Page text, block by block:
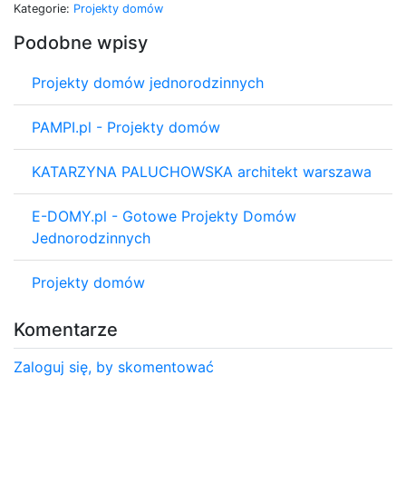
Kategorie: Projekty domów
Podobne wpisy
Projekty domów jednorodzinnych
PAMPI.pl - Projekty domów
KATARZYNA PALUCHOWSKA architekt warszawa
E-DOMY.pl - Gotowe Projekty Domów
Jednorodzinnych
Projekty domów
Komentarze
Zaloguj się, by skomentować